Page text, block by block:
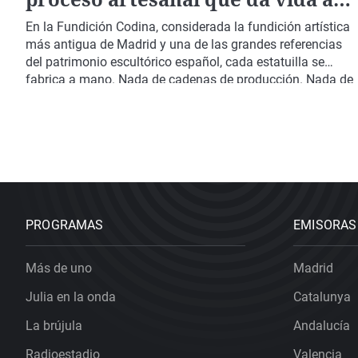
los famosos "cabezones"
En la Fundición Codina, considerada la fundición artística
más antigua de Madrid y una de las grandes referencias
del patrimonio escultórico español, cada estatuilla se
fabrica a mano. Nada de cadenas de producción. Nada de
PROGRAMAS
Más de uno
Julia en la onda
La brújula
Radioestadio
EMISORAS
Madrid
Catalunya
Andalucía
Valencia